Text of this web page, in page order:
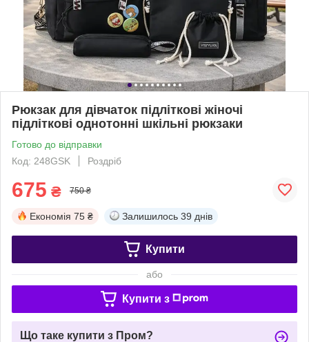
Рюкзак для дівчаток підліткові жіночі
підліткові однотонні шкільні рюкзаки
Готово до відправки
Код: 248GSK
Роздріб
675 ₴ 750 ₴
Економія 75 ₴ Залишилось 39 днів
Купити
або
Купити з
Що таке купити з Пром?